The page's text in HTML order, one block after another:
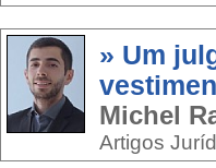
» Um
Michel
Artigos